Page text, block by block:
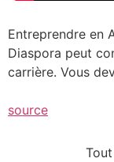
Entreprendre en
Diaspora peut
carrière. Vous
source